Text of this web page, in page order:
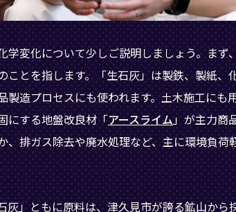
学変化について少しご説明しましょう。まず
ことを指します。「生石灰」は製鉄、製紙、
製造プロセスにも使われます。土木施工にも
にする地盤改良材「アースライム」が主力商
、排ガス除去や廃水処理など、主に環境負荷
灰」ともに原料は、津久見市が誇る鉱山から